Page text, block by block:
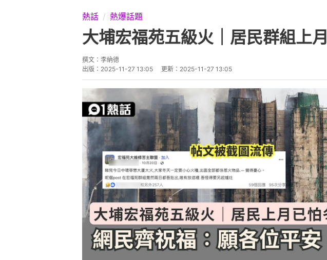
熱話 熱爆話題
大埔宏福苑五級火｜居民群組
撰文： 李納德
出版： 2025-11-27 13:05 更新： 2025-11-27 13:05